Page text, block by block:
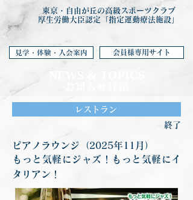
東京・自由が丘の高級スポーツクラブ
厚生労働大臣認定「指定運動療法施設」
見学・体験・入会案内 会員様専用サイト
レストラン
終了
ピアノラウンジ（2025年11月）
もっと気軽にジャズ！もっと気軽にイ
タリアン！